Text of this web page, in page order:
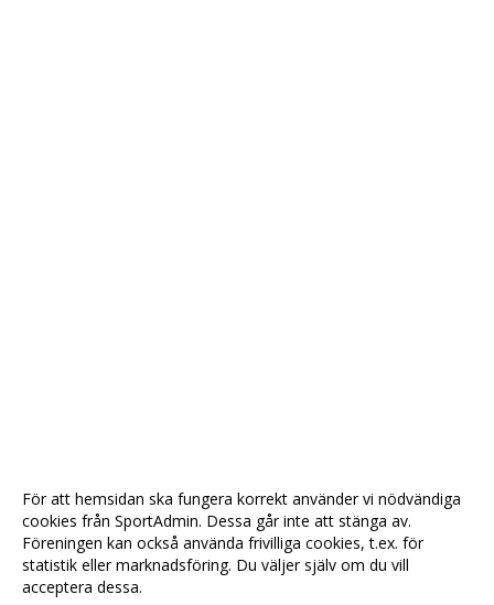
För att hemsidan ska fungera korrekt använder vi nödvändiga
cookies från SportAdmin. Dessa går inte att stänga av.
Föreningen kan också använda frivilliga cookies, t.ex. för
statistik eller marknadsföring. Du väljer själv om du vill
acceptera dessa.